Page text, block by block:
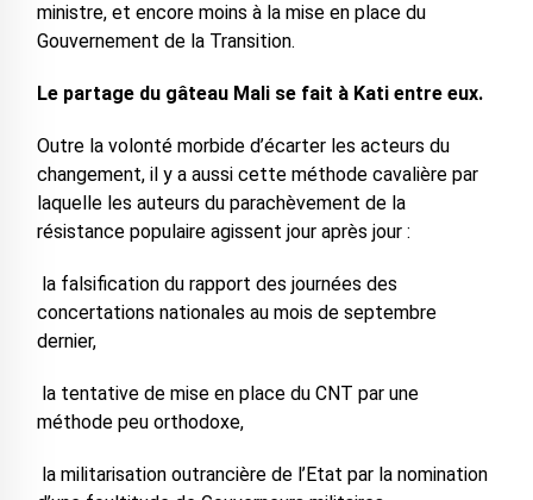
ministre, et encore moins à la mise en place du
Gouvernement de la Transition.
Le partage du gâteau Mali se fait à Kati entre eux.
Outre la volonté morbide d’écarter les acteurs du
changement, il y a aussi cette méthode cavalière par
laquelle les auteurs du parachèvement de la
résistance populaire agissent jour après jour :
la falsification du rapport des journées des
concertations nationales au mois de septembre
dernier,
la tentative de mise en place du CNT par une
méthode peu orthodoxe,
la militarisation outrancière de l’Etat par la nomination